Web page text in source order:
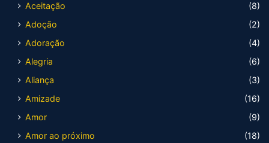
Aceitação
(8)
Adoção
(2)
Adoração
(4)
Alegria
(6)
Aliança
(3)
Amizade
(16)
Amor
(9)
Amor ao próximo
(18)